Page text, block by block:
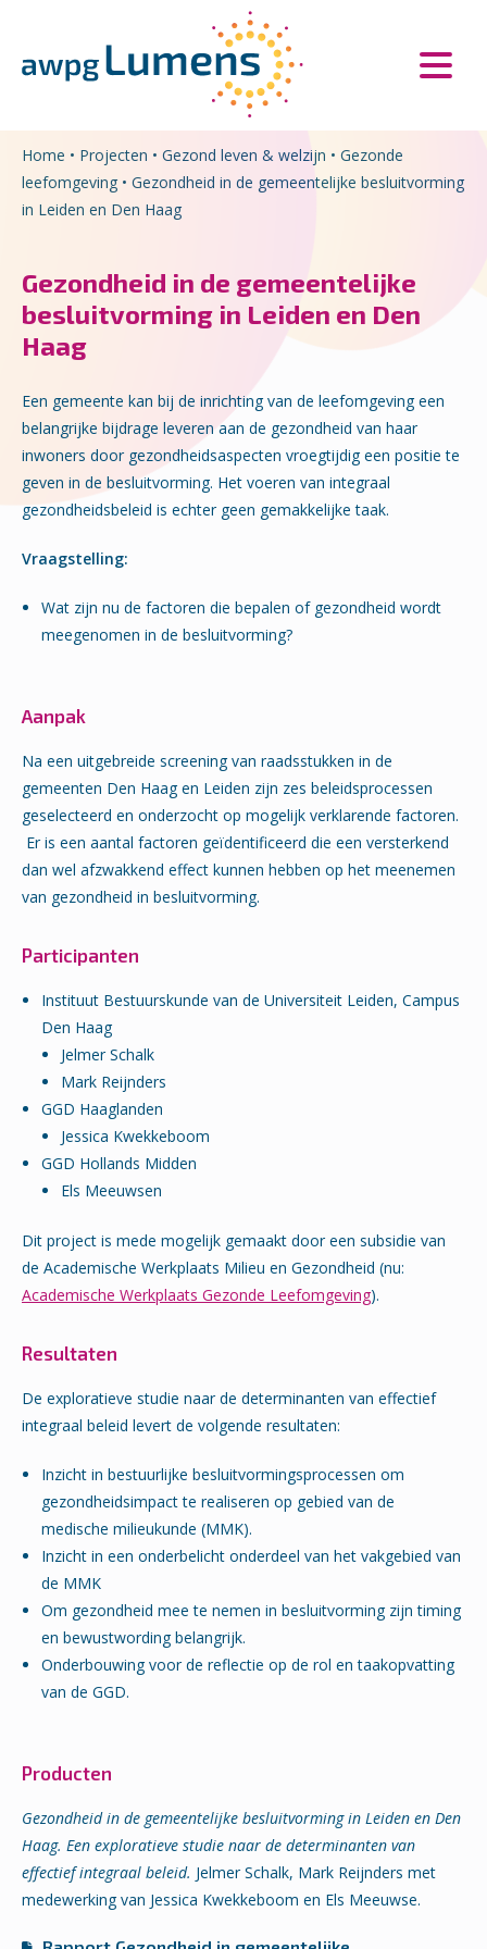
Home • Projecten • Gezond leven & welzijn • Gezonde
leefomgeving • Gezondheid in de gemeentelijke besluitvorming
in Leiden en Den Haag
Gezondheid in de gemeentelijke
besluitvorming in Leiden en Den
Haag
Een gemeente kan bij de inrichting van de leefomgeving een
belangrijke bijdrage leveren aan de gezondheid van haar
inwoners door gezondheidsaspecten vroegtijdig een positie te
geven in de besluitvorming. Het voeren van integraal
gezondheidsbeleid is echter geen gemakkelijke taak.
Vraagstelling:
Wat zijn nu de factoren die bepalen of gezondheid wordt
meegenomen in de besluitvorming?
Aanpak
Na een uitgebreide screening van raadsstukken in de
gemeenten Den Haag en Leiden zijn zes beleidsprocessen
geselecteerd en onderzocht op mogelijk verklarende factoren.
Er is een aantal factoren geïdentificeerd die een versterkend
dan wel afzwakkend effect kunnen hebben op het meenemen
van gezondheid in besluitvorming.
Participanten
Instituut Bestuurskunde van de Universiteit Leiden, Campus
Den Haag
Jelmer Schalk
Mark Reijnders
GGD Haaglanden
Jessica Kwekkeboom
GGD Hollands Midden
Els Meeuwsen
Dit project is mede mogelijk gemaakt door een subsidie van
de Academische Werkplaats Milieu en Gezondheid (nu:
Academische Werkplaats Gezonde Leefomgeving).
Resultaten
De exploratieve studie naar de determinanten van effectief
integraal beleid levert de volgende resultaten:
Inzicht in bestuurlijke besluitvormingsprocessen om
gezondheidsimpact te realiseren op gebied van de
medische milieukunde (MMK).
Inzicht in een onderbelicht onderdeel van het vakgebied van
de MMK
Om gezondheid mee te nemen in besluitvorming zijn timing
en bewustwording belangrijk.
Onderbouwing voor de reflectie op de rol en taakopvatting
van de GGD.
Producten
Gezondheid in de gemeentelijke besluitvorming in Leiden en Den
Haag. Een exploratieve studie naar de determinanten van
effectief integraal beleid. Jelmer Schalk, Mark Reijnders met
medewerking van Jessica Kwekkeboom en Els Meeuwse.